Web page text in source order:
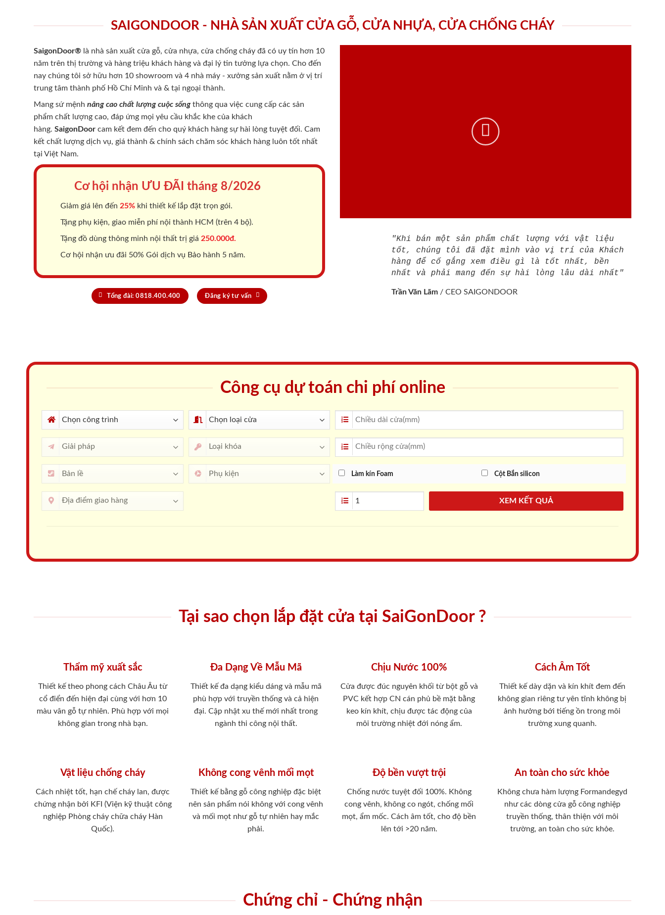
SAIGONDOOR - NHÀ SẢN XUẤT CỬA GỖ, CỬA NHỰA, CỬA CHỐNG CHÁY
SaigonDoor® là nhà sản xuất cửa gỗ, cửa nhựa, cửa chống cháy đã có uy tín hơn 10
năm trên thị trường và hàng triệu khách hàng và đại lý tin tưởng lựa chọn. Cho đến
nay chúng tôi sở hữu hơn 10 showroom và 4 nhà máy - xưởng sản xuất nằm ở vị trí
trung tâm thành phố Hồ Chí Minh và & tại ngoại thành.
Mang sứ mệnh nâng cao chất lượng cuộc sốngthông qua việc cung cấp các sản
phẩm chất lượng cao, đáp ứng mọi yêu cầu khắc khe của khách
hàng. SaigonDoor cam kết đem đến cho quý khách hàng sự hài lòng tuyệt đối. Cam
kết chất lượng dịch vụ, giá thành & chính sách chăm sóc khách hàng luôn tốt nhất
tại Việt Nam.
Cơ hội nhận ƯU ĐÃI tháng 8/2026
Giảm giá lên đến 25% khi thiết kế lắp đặt trọn gói.
Tặng phụ kiện, giao miễn phí nội thành HCM (trên 4 bộ).
Tặng đồ dùng thông minh nội thất trị giá 250.000đ.
Cơ hội nhận ưu đãi 50% Gói dịch vụ Bảo hành 5 năm.
Tổng đài: 0818.400.400 Đăng ký tư vấn
"Khi bán một sản phẩm chất lượng với vật liệu
tốt, chúng tôi đã đặt mình vào vị trí của Khách
hàng để cố gắng xem điều gì là tốt nhất, bền
nhất và phải mang đến sự hài lòng lâu dài nhất"
Trần Văn Lãm / CEO SAIGONDOOR
Công cụ dự toán chi phí online
Làm kín Foam Cột Bắn silicon
XEM KẾT QUẢ
Tại sao chọn lắp đặt cửa tại SaiGonDoor ?
Thẩm mỹ xuất sắc
Thiết kế theo phong cách Châu Âu từ
cổ điển đến hiện đại cùng với hơn 10
màu vân gỗ tự nhiên. Phù hợp với mọi
không gian trong nhà bạn.
Đa Dạng Về Mẫu Mã
Thiết kế đa dạng kiểu dáng và mẫu mã
phù hợp với truyền thống và cả hiện
đại. Cập nhật xu thế mới nhất trong
ngành thi công nội thất.
Chịu Nước 100%
Cửa được đúc nguyên khối từ bột gỗ và
PVC kết hợp CN cán phủ bề mặt bằng
keo kín khít, chịu được tác động của
môi trường nhiệt đới nóng ẩm.
Cách Âm Tốt
Thiết kế dày dặn và kín khít đem đến
không gian riêng tư yên tĩnh không bị
ảnh hưởng bới tiếng ồn trong môi
trường xung quanh.
Vật liệu chống cháy
Cách nhiệt tốt, hạn chế cháy lan, được
chứng nhận bởi KFI (Viện kỹ thuật công
nghiệp Phòng cháy chữa cháy Hàn
Quốc).
Không cong vênh mối mọt
Thiết kế bằng gỗ công nghiệp đặc biệt
nên sản phẩm nói không với cong vênh
và mối mọt như gỗ tự nhiên hay mắc
phải.
Độ bền vượt trội
Chống nước tuyệt đối 100%. Không
cong vênh, không co ngót, chống mối
mọt, ẩm mốc. Cách âm tốt, cho độ bền
lên tới >20 năm.
An toàn cho sức khỏe
Không chưa hàm lượng Formandegyd
như các dòng cửa gỗ công nghiệp
truyền thống, thân thiện với môi
trường, an toàn cho sức khỏe.
Chứng chỉ - Chứng nhận